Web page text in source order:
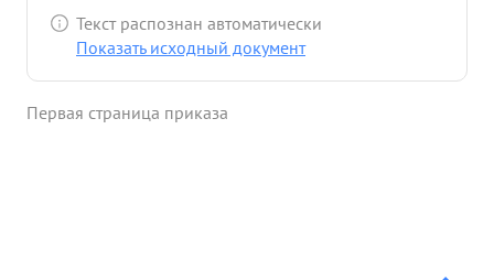
артиллерии отстало Из-за труднопроходимых
дорог, 315 Гв. ИПТАП , под командованием тов.
обеспечивал переправу стрелковым частям,
Текст распознан автоматически
Показать исходный документ
Первая страница приказа